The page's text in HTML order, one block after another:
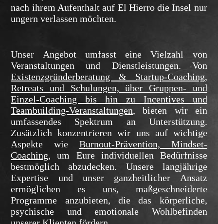
nach ihrem Aufenthalt auf El Hierro die Insel nur
ungern verlassen möchten.
Unser Angebot umfasst eine Vielzahl von
Veranstaltungen und Dienstleistungen. Von
Existenzgründerberatung & Startup-Coaching,
Retreats und Schulungen, über Gruppen- und
Einzel-Coaching bis hin zu Incentives und
Teambuilding-Veranstaltungen, bieten wir ein
umfassendes Spektrum an Unterstützung.
Zusätzlich konzentrieren wir uns auf wichtige
Aspekte wie Burnout-Prävention, Mindset-
Coaching, um Eure individuellen Bedürfnisse
bestmöglich abzudecken. Unsere langjährige
Expertise und unser ganzheitlicher Ansatz
ermöglichen es uns, maßgeschneiderte
Programme anzubieten, die das körperliche,
psychische und emotionale Wohlbefinden